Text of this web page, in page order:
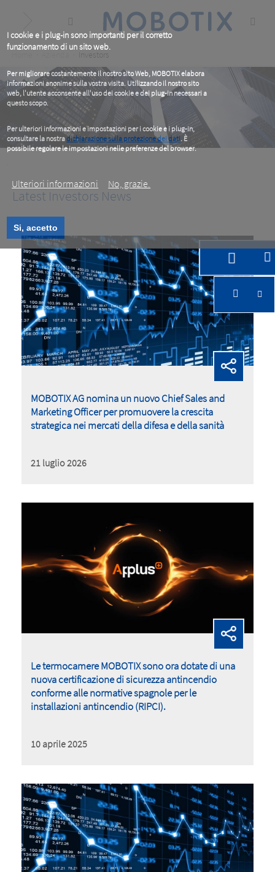
I cookie e i plug-in sono importanti per il corretto
funzionamento di un sito web.
Per migliorare costantemente il nostro sito Web, MOBOTIX elabora
informazioni anonime sulla vostra visita. Utilizzando il nostro sito
web, l'utente acconsente all'uso dei cookie e dei plug-in necessari a
questo scopo.
Per ulteriori informazioni e impostazioni per i cookie e i plug-in,
consultare la nostradichiarazione sulla protezione dei dati. È
possibile regolare le impostazioni nelle preferenze del browser.
Ulteriori informazioni
No, grazie.
Si, accetto
content
Investors
Investors
Investors
Latest Investors News
MOBOTIX AG nomina un nuovo Chief Sales and
Marketing Officer per promuovere la crescita
strategica nei mercati della difesa e della sanità
21 luglio 2026
Le termocamere MOBOTIX sono ora dotate di una
nuova certificazione di sicurezza antincendio
conforme alle normative spagnole per le
installazioni antincendio (RIPCI).
10 aprile 2025